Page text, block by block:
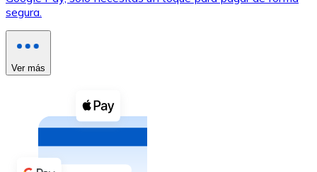
Ver todo
Compra criptomonedas con efectivo en tu tienda más
Comprar con efectivo
Transferencia SEPA
Añade fondos a tu cuenta Bitnovo o realiza compras
segura.
Ver más